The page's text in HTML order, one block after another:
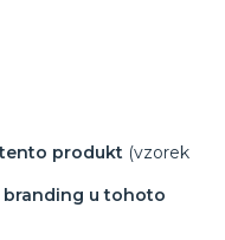
produkt (vzorek
branding u tohoto